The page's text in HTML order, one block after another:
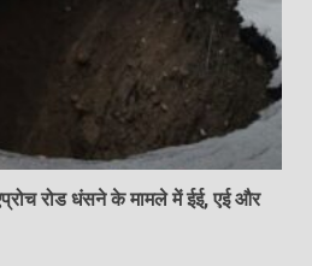
रोड धंसने के मामले में ईई, एई और